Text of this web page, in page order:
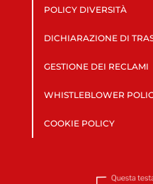
POLICY DIVERSITÀ
DICHIARAZIONE DI
GESTIONE DEI RECLAMI
WHISTLEBLOWER
COOKIE POLICY